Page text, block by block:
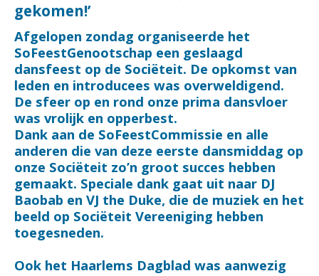
gekomen!’
Afgelopen zondag organiseerde het
SoFeestGenootschap een geslaagd
dansfeest op de Sociëteit. De opkomst van
leden en introducees was overweldigend.
De sfeer op en rond onze prima dansvloer
was vrolijk en opperbest.
Dank aan de SoFeestCommissie en alle
anderen die van deze eerste dansmiddag op
onze Sociëteit zo’n groot succes hebben
gemaakt. Speciale dank gaat uit naar DJ
Baobab en VJ the Duke, die de muziek en het
beeld op Sociëteit Vereeniging hebben
toegesneden.
Ook het Haarlems Dagblad was aanwezig